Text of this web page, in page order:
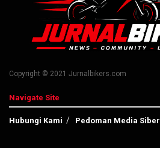
Copyright © 2021 Jurnalbikers.com
Navigate Site
Hubungi Kami Pedoman Media Siber